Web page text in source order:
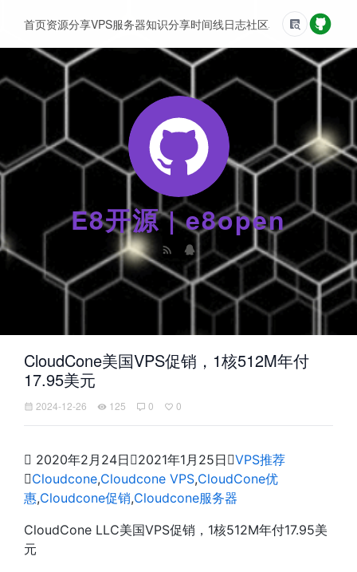
E8开源 | e8open
首页资源分享VPS服务器知识分享时间线日志社区友情链接
CloudCone美国VPS促销，1核512M年付
17.95美元
2024-12-26 125 0 0
 2020年2月24日2021年1月25日VPS推荐
Cloudcone,Cloudcone VPS,CloudCone优
惠,Cloudcone促销,Cloudcone服务器
CloudCone LLC美国VPS促销，1核512M年付17.95美
元